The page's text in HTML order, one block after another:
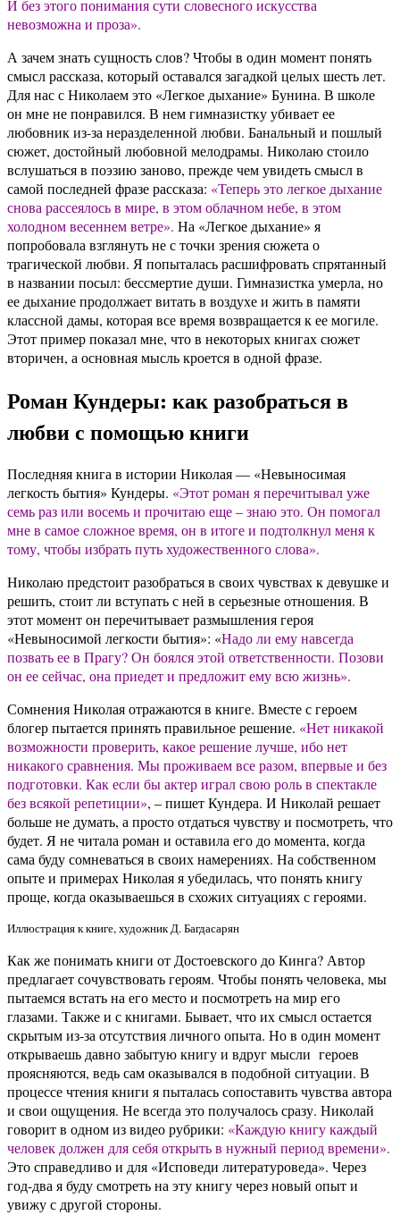
И без этого понимания сути словесного искусства
невозможна и проза».
А зачем знать сущность слов? Чтобы в один момент понять
смысл рассказа, который оставался загадкой целых шесть лет.
Для нас с Николаем это «Легкое дыхание» Бунина. В школе
он мне не понравился. В нем гимназистку убивает ее
любовник из-за неразделенной любви. Банальный и пошлый
сюжет, достойный любовной мелодрамы. Николаю стоило
вслушаться в поэзию заново, прежде чем увидеть смысл в
самой последней фразе рассказа: «Теперь это легкое дыхание
снова рассеялось в мире, в этом облачном небе, в этом
холодном весеннем ветре». На «Легкое дыхание» я
попробовала взглянуть не с точки зрения сюжета о
трагической любви. Я попыталась расшифровать спрятанный
в названии посыл: бессмертие души. Гимназистка умерла, но
ее дыхание продолжает витать в воздухе и жить в памяти
классной дамы, которая все время возвращается к ее могиле.
Этот пример показал мне, что в некоторых книгах сюжет
вторичен, а основная мысль кроется в одной фразе.
Роман Кундеры: как разобраться в
любви с помощью книги
Последняя книга в истории Николая — «Невыносимая
легкость бытия» Кундеры. «Этот роман я перечитывал уже
семь раз или восемь и прочитаю еще – знаю это. Он помогал
мне в самое сложное время, он в итоге и подтолкнул меня к
тому, чтобы избрать путь художественного слова».
Николаю предстоит разобраться в своих чувствах к девушке и
решить, стоит ли вступать с ней в серьезные отношения. В
этот момент он перечитывает размышления героя
«Невыносимой легкости бытия»: «Надо ли ему навсегда
позвать ее в Прагу? Он боялся этой ответственности. Позови
он ее сейчас, она приедет и предложит ему всю жизнь».
Сомнения Николая отражаются в книге. Вместе с героем
блогер пытается принять правильное решение. «Нет никакой
возможности проверить, какое решение лучше, ибо нет
никакого сравнения. Мы проживаем все разом, впервые и без
подготовки. Как если бы актер играл свою роль в спектакле
без всякой репетиции», – пишет Кундера. И Николай решает
больше не думать, а просто отдаться чувству и посмотреть, что
будет. Я не читала роман и оставила его до момента, когда
сама буду сомневаться в своих намерениях. На собственном
опыте и примерах Николая я убедилась, что понять книгу
проще, когда оказываешься в схожих ситуациях с героями.
Иллюстрация к книге, художник Д. Багдасарян
Как же понимать книги от Достоевского до Кинга? Автор
предлагает сочувствовать героям. Чтобы понять человека, мы
пытаемся встать на его место и посмотреть на мир его
глазами. Также и с книгами. Бывает, что их смысл остается
скрытым из-за отсутствия личного опыта. Но в один момент
открываешь давно забытую книгу и вдруг мысли героев
проясняются, ведь сам оказывался в подобной ситуации. В
процессе чтения книги я пыталась сопоставить чувства автора
и свои ощущения. Не всегда это получалось сразу. Николай
говорит в одном из видео рубрики: «Каждую книгу каждый
человек должен для себя открыть в нужный период времени».
Это справедливо и для «Исповеди литературоведа». Через
год-два я буду смотреть на эту книгу через новый опыт и
увижу с другой стороны.